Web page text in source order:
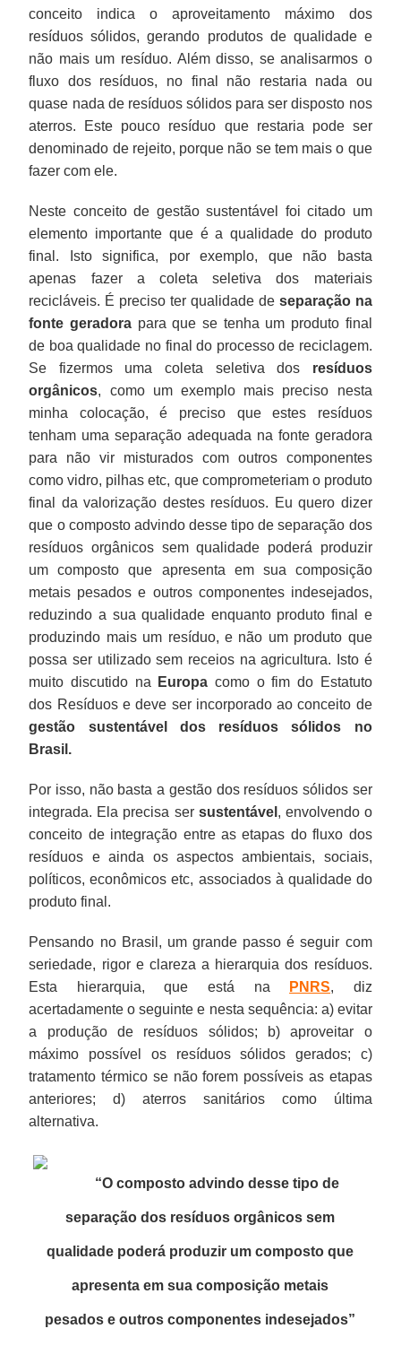
conceito indica o aproveitamento máximo dos
resíduos sólidos, gerando produtos de qualidade e
não mais um resíduo. Além disso, se analisarmos o
fluxo dos resíduos, no final não restaria nada ou
quase nada de resíduos sólidos para ser disposto nos
aterros. Este pouco resíduo que restaria pode ser
denominado de rejeito, porque não se tem mais o que
fazer com ele.
Neste conceito de gestão sustentável foi citado um
elemento importante que é a qualidade do produto
final. Isto significa, por exemplo, que não basta
apenas fazer a coleta seletiva dos materiais
recicláveis. É preciso ter qualidade de separação na
fonte geradora para que se tenha um produto final
de boa qualidade no final do processo de reciclagem.
Se fizermos uma coleta seletiva dos resíduos
orgânicos, como um exemplo mais preciso nesta
minha colocação, é preciso que estes resíduos
tenham uma separação adequada na fonte geradora
para não vir misturados com outros componentes
como vidro, pilhas etc, que comprometeriam o produto
final da valorização destes resíduos. Eu quero dizer
que o composto advindo desse tipo de separação dos
resíduos orgânicos sem qualidade poderá produzir
um composto que apresenta em sua composição
metais pesados e outros componentes indesejados,
reduzindo a sua qualidade enquanto produto final e
produzindo mais um resíduo, e não um produto que
possa ser utilizado sem receios na agricultura. Isto é
muito discutido na Europa como o fim do Estatuto
dos Resíduos e deve ser incorporado ao conceito de
gestão sustentável dos resíduos sólidos no
Brasil.
Por isso, não basta a gestão dos resíduos sólidos ser
integrada. Ela precisa ser sustentável , envolvendo o
conceito de integração entre as etapas do fluxo dos
resíduos e ainda os aspectos ambientais, sociais,
políticos, econômicos etc, associados à qualidade do
produto final.
Pensando no Brasil, um grande passo é seguir com
seriedade, rigor e clareza a hierarquia dos resíduos.
Esta hierarquia, que está na
PNRS, diz
acertadamente o seguinte e nesta sequência: a) evitar
a produção de resíduos sólidos; b) aproveitar o
máximo possível os resíduos sólidos gerados; c)
tratamento térmico se não forem possíveis as etapas
anteriores; d) aterros sanitários como última
alternativa.
“O composto advindo desse tipo de
separação dos resíduos orgânicos sem
qualidade poderá produzir um composto que
apresenta em sua composição metais
pesados e outros componentes indesejados”